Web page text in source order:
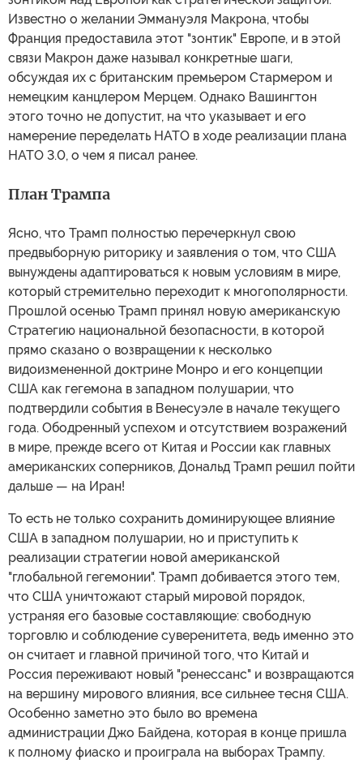
5. Наконец, несогласие с превращением Европы в
оборонительную крепость, то есть с длительной и
безостановочной милитаризацией на фоне
пренебрежения к другим экономическим секторам.
Речь о закупках американского современного оружия,
возможном открытии совместных американо-
вооружений в Европе для размещения некоторых видов
вместе с исключительно американским ядерным
зонтиком над Европой как стратегической защитой.
Известно о желании Эммануэля Макрона, чтобы
Франция предоставила этот "зонтик" Европе, и в этой
связи Макрон даже называл конкретные шаги,
обсуждая их с британским премьером Стармером и
немецким канцлером Мерцем. Однако Вашингтон
этого точно не допустит, на что указывает и его
намерение переделать НАТО в ходе реализации плана
НАТО 3.0, о чем я писал ранее.
План Трампа
Ясно, что Трамп полностью перечеркнул свою
вынуждены адаптироваться к новым условиям в мире,
который стремительно переходит к многополярности.
Прошлой осенью Трамп принял новую американскую
Стратегию национальной безопасности, в которой
прямо сказано о возвращении к несколько
видоизмененной доктрине Монро и его концепции
США как гегемона в западном полушарии, что
подтвердили события в Венесуэле в начале текущего
года. Ободренный успехом и отсутствием возражений
в мире, прежде всего от Китая и России как главных
американских соперников, Дональд Трамп решил пойти
дальше — на Иран!